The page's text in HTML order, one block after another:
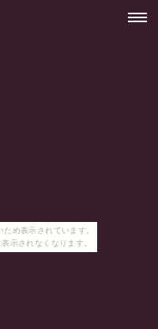
め表示されています。
示されなくなります。